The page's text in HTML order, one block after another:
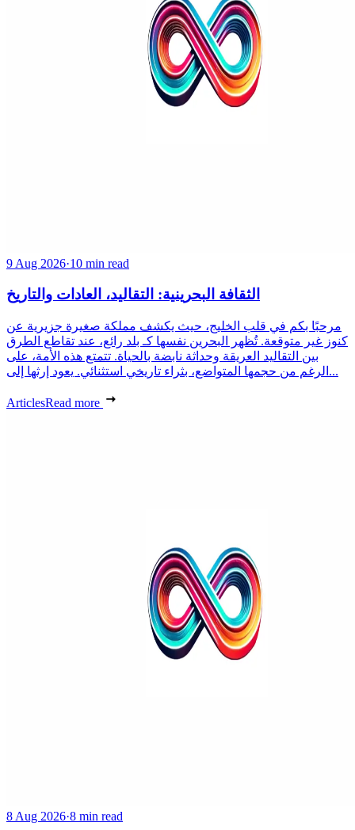
9 Aug 2026·10 min read
الثقافة البحرينية: التقاليد، العادات والتاريخ
مرحبًا بكم في قلب الخليج، حيث يكشف مملكة صغيرة جزيرية عن
كنوز غير متوقعة. تُظهر البحرين نفسها كـ بلد رائع، عند تقاطع الطرق
بين التقاليد العريقة وحداثة نابضة بالحياة. تتمتع هذه الأمة، على
الرغم من حجمها المتواضع، بثراء تاريخي استثنائي. يعود إرثها إلى...
ArticlesRead more
8 Aug 2026·8 min read